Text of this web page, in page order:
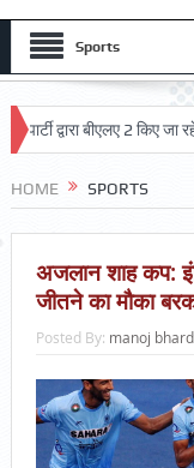
Sports
बीएलए 2 किए जा रहे
HOME SPORTS
अजलान शाह कप:
जीतने का मौका
Posted By: manoj